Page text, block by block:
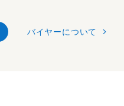
バイヤーについて